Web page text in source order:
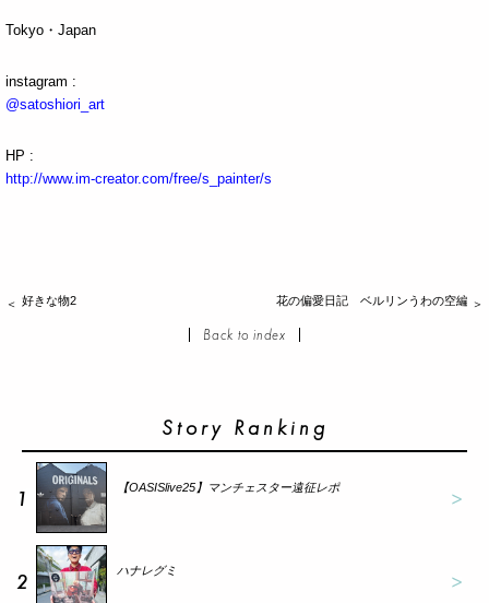
Tokyo・Japan
instagram :
@satoshiori_art
HP :
http://www.im-creator.com/free/s_painter/s
Back to index
好きな物2 花の偏愛日記 ベルリンうわの空編
Story Ranking
1 【OASISlive25】マンチェスター遠征レポ
2 ハナレグミ